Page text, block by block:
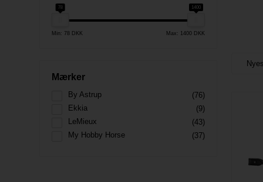
78 1400
Min: 78 DKK Max: 1400 DKK
Mærker
By Astrup
(76)
Ekkia
(9)
LeMieux
(43)
My Hobby Horse
(37)